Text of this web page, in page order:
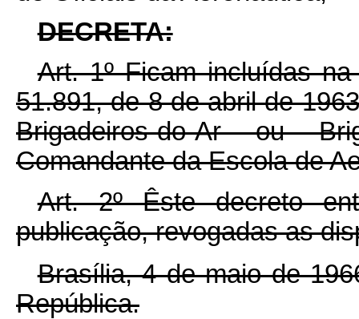
DECRETA:
Art. 1º Ficam incluídas
51.891, de 8 de abril de
Brigadeiros-do-Ar ou
Comandante da Escola de
Art. 2º Êste decreto
publicação, revogadas as
Brasília, 4 de maio de
República.